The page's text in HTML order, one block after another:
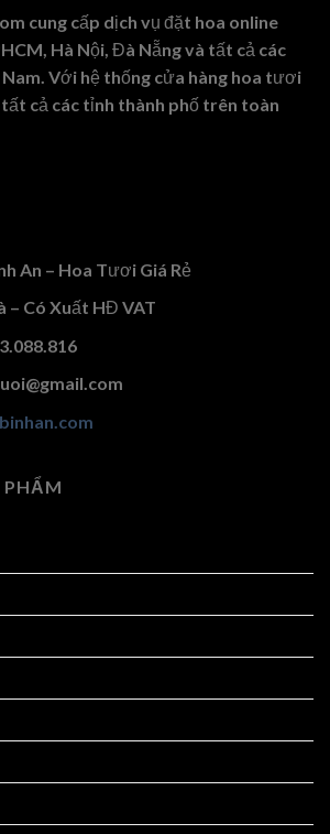
cung cấp dịch vụ đặt hoa online
Hà Nội, Đà Nẵng và tất cả các
Với hệ thống cửa hàng hoa tươi
cả các tỉnh thành phố trên toàn
An – Hoa Tươi Giá Rẻ
– Có Xuất HĐ VAT
PHẨM